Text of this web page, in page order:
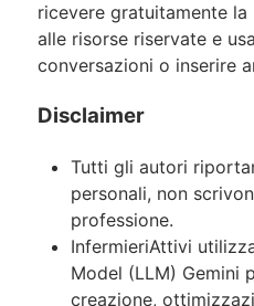
ricevere gratuitamente
alle risorse riservate e
conversazioni o inserire
Disclaimer
Tutti gli autori
personali, non
professione.
InfermieriAttivi
Model (LLM) Gemini
creazione,